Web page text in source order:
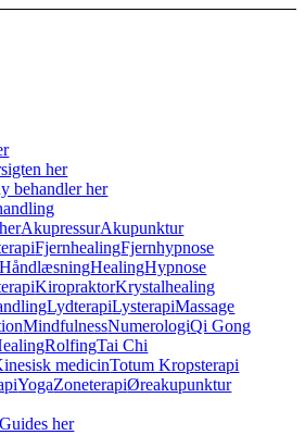
her
behandler her
AkupressurAkupunktur
FjernhealingFjernhypnose
HåndlæsningHealingHypnose
KiropraktorKrystalhealing
LydterapiLysterapiMassage
MindfulnessNumerologiQi Gong
RolfingTai Chi
medicinTotum Kropsterapi
YogaZoneterapiØreakupunktur
her